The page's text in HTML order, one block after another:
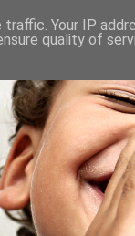
Your IP
quality of